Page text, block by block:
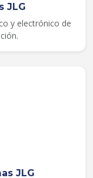
JLG
y electrónico de
JLG